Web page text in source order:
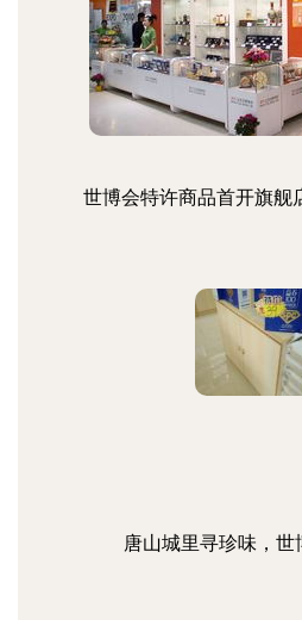
世博会特许商品首开旗舰
唐山城里寻珍味，世